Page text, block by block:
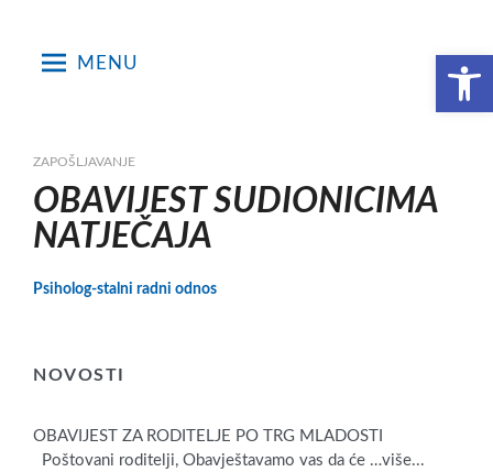
Open toolbar
MENU
ZAPOŠLJAVANJE
OBAVIJEST SUDIONICIMA
NATJEČAJA
Psiholog-stalni radni odnos
NOVOSTI
OBAVIJEST ZA RODITELJE PO TRG MLADOSTI
Poštovani roditelji, Obavještavamo vas da će …više...